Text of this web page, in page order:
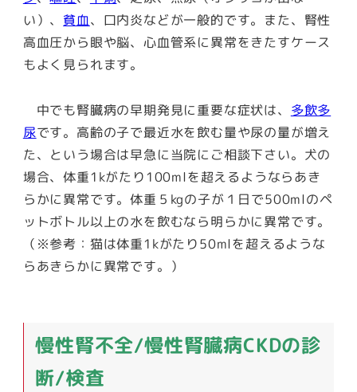
い）、 貧血、口内炎などが一般的です。また、腎性
高血圧から眼や脳、心血管系に異常をきたすケース
もよく見られます。
中でも腎臓病の早期発見に重要な症状は、 多飲多
尿です。高齢の子で最近水を飲む量や尿の量が増え
た、という場合は早急に当院にご相談下さい。犬の
場合、体重1kがたり100mlを超えるようならあき
らかに異常です。体重５kgの子が１日で500mlのペ
ットボトル以上の水を飲むなら明らかに異常です。
（※参考：猫は体重1kがたり50mlを超えるような
らあきらかに異常です。）
慢性腎不全/慢性腎臓病CKDの診
断/検査